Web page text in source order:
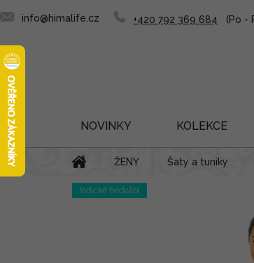
Přejít
na
obsah
+420 792 369 684
info@himalife.cz
NOVINKY KOLEKCE
Domů ŽENY Šaty a tuniky
Indické hedvábí